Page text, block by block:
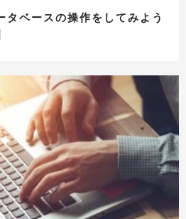
ベースの操作をしてみよう